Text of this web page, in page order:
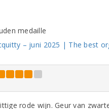
medaille
– juni 2025 | The best
rode wijn. Geur van